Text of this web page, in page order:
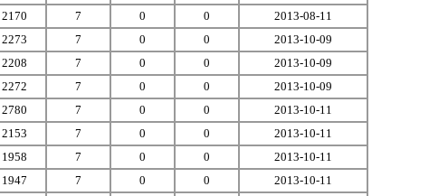
2170 7 0 0 2013-08-11
2273 7 0 0 2013-10-09
2208 7 0 0 2013-10-09
2272 7 0 0 2013-10-09
2780 7 0 0 2013-10-11
2153 7 0 0 2013-10-11
1958 7 0 0 2013-10-11
1947 7 0 0 2013-10-11